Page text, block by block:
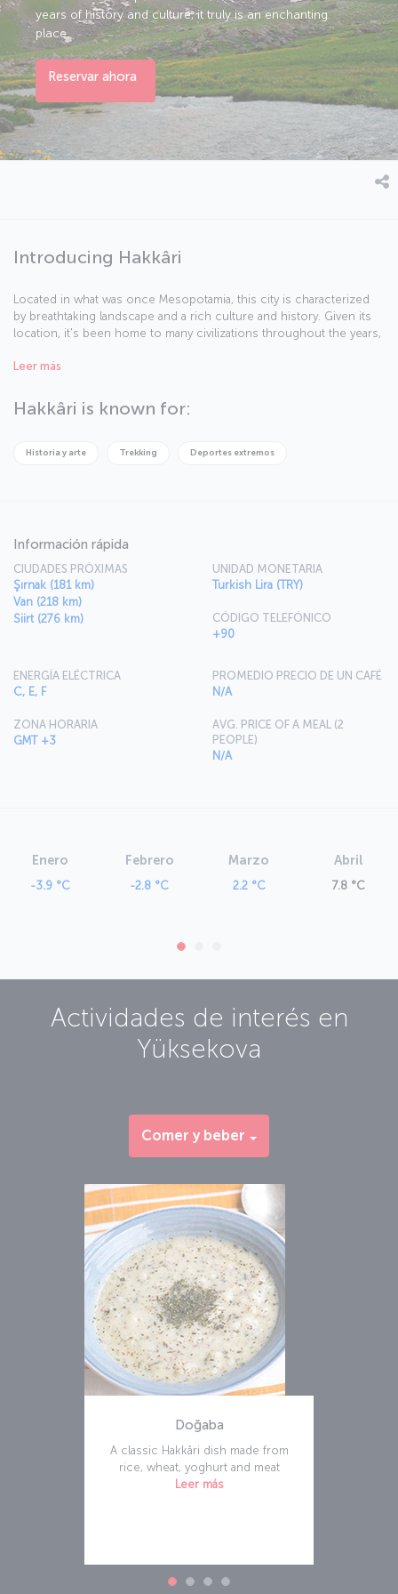
years of history and culture, it truly is an enchanting
place.
Reservar ahora
Introducing Hakkâri
Located in what was once Mesopotamia, this city is characterized
by breathtaking landscape and a rich culture and history. Given its
location, it's been home to many civilizations throughout the years,
Akkoyunlu and Ottoman Empires. Many parts of the city are under
lend themselves to some excellent skiing and extreme sports.
Leer más
Hakkâri is known for:
Historia y arte Trekking Deportes extremos
Información rápida
CIUDADES PRÓXIMAS
Şırnak (181 km)
Van (218 km)
Siirt (276 km)
UNIDAD MONETARIA
Turkish Lira (TRY)
CÓDIGO TELEFÓNICO
+90
ENERGÍA ELÉCTRICA
C, E, F
ZONA HORARIA
GMT +3
PROMEDIO PRECIO DE UN CAFÉ
N/A
AVG. PRICE OF A MEAL (2
PEOPLE)
N/A
Enero
-3.9 °C
Febrero
-2.8 °C
Marzo
2.2 °C
Abril
7.8 °C
Actividades de interés en
Yüksekova
Comer y beber
Doğaba
A classic Hakkâri dish made from
rice, wheat, yoghurt and meat
Leer más